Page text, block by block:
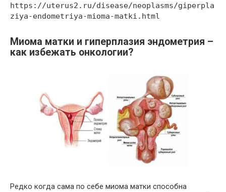
https://uterus2.ru/disease/neoplasms/giperpla
ziya-endometriya-mioma-matki.html
Миома матки и гиперплазия эндометрия –
как избежать онкологии?
Редко когда сама по себе миома матки способна